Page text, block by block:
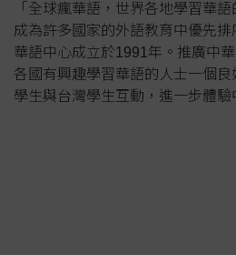
「全球瘋華語，世界各地學習華
成為許多國家的外語教育中優先
華語中心成立於1991年。推廣中
各國有興趣學習華語的人士一個
學生與台灣學生互動，進一步體驗